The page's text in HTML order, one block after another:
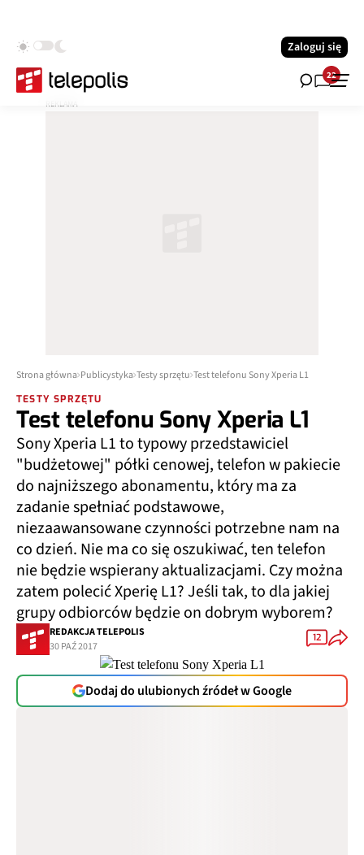
22
Strona główna Publicystyka Testy sprzętu Test telefonu Sony Xperia L1
TESTY SPRZĘTU
Test telefonu Sony Xperia L1
Sony Xperia L1 to typowy przedstawiciel
"budżetowej" półki cenowej, telefon w pakiecie
do najniższego abonamentu, który ma za
zadanie spełniać podstawowe,
niezaawansowane czynności potrzebne nam na
co dzień. Nie ma co się oszukiwać, ten telefon
nie będzie wspierany aktualizacjami. Czy można
zatem polecić Xperię L1? Jeśli tak, to dla jakiej
grupy odbiorców będzie on dobrym wyborem?
REDAKCJA TELEPOLIS
30 PAŹ 2017
12
Dodaj do ulubionych źródeł w Google